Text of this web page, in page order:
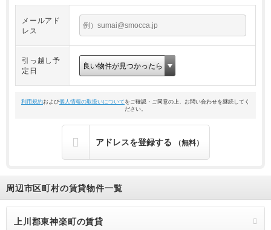
メールアド
レス
引っ越し予
定日
利用規約および個人情報の取扱いについて をご確認・ご同意の上、お問い合わせを継続してく
ださい。
アドレスを登録する （無料）
周辺市区町村の賃貸物件一覧
上川郡東神楽町の賃貸